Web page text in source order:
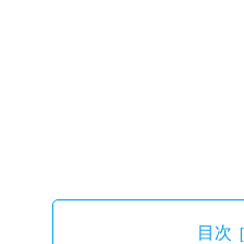
目次